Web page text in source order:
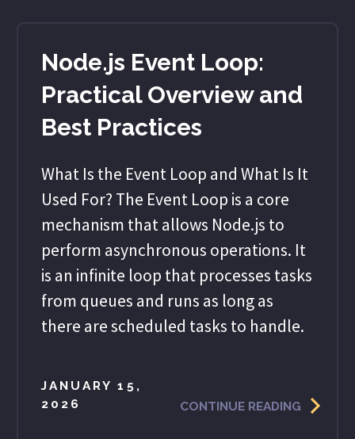
Node.js Event Loop:
Practical Overview and
Best Practices
What Is the Event Loop and What Is It
Used For? The Event Loop is a core
mechanism that allows Node.js to
perform asynchronous operations. It
is an infinite loop that processes tasks
from queues and runs as long as
there are scheduled tasks to handle.
JANUARY 15,
2026
CONTINUE READING